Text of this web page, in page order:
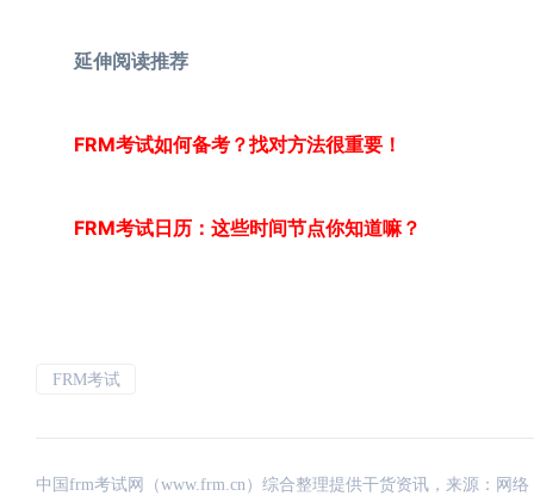
延伸阅读推荐
FRM考试如何备考？找对方法很重要！
FRM考试日历：这些时间节点你知道嘛？
FRM考试
中国frm考试网（www.frm.cn）综合整理提供干货资讯，来源：网